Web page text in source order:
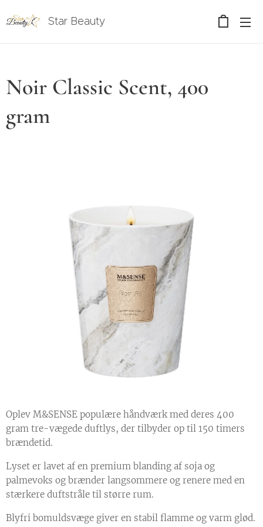
Star Beauty
Noir Classic Scent, 400
gram
Oplev M&SENSE populære håndværk med deres 400
gram tre-vægede duftlys, der tilbyder op til 150 timers
brændetid.
Lyset er lavet af en premium blanding af soja og
palmevoks og brænder langsommere og renere med en
stærkere duftstråle til større rum.
Blyfri bomuldsvæge giver en stabil flamme og varm glød.